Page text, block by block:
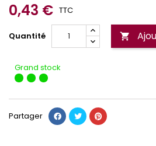
0,43 € TTC
Quantité 
Grand stock
Partager